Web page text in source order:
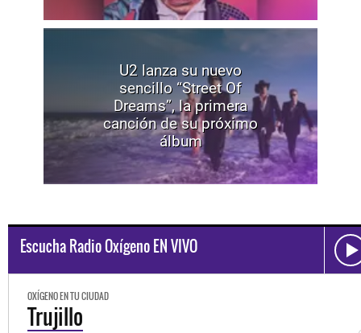
U2 lanza su nuevo
sencillo “Street Of
Dreams”, la primera
canción de su próximo
álbum
Escucha Radio Oxígeno EN VIVO
OXÍGENO EN TU CIUDAD
Trujillo